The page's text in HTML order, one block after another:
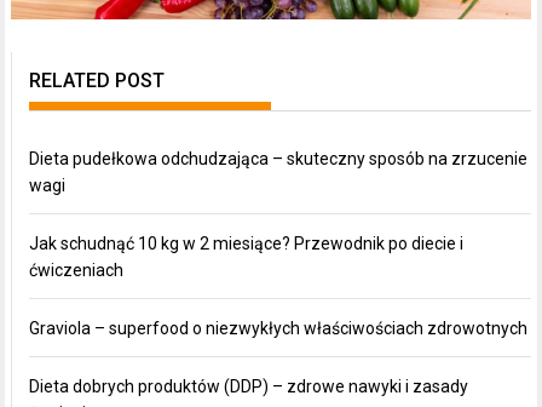
RELATED POST
Dieta pudełkowa odchudzająca – skuteczny sposób na zrzucenie
wagi
Jak schudnąć 10 kg w 2 miesiące? Przewodnik po diecie i
ćwiczeniach
Graviola – superfood o niezwykłych właściwościach zdrowotnych
Dieta dobrych produktów (DDP) – zdrowe nawyki i zasady